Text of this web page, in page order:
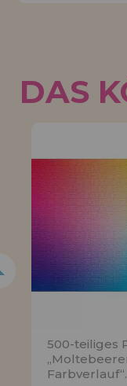
DAS
500-teiliges
Farbverlauf“.